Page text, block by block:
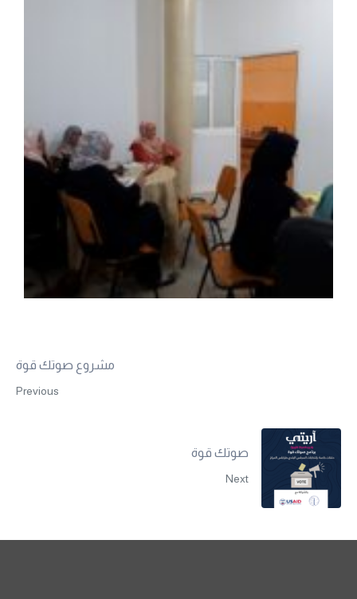
مشروع صوتك قوة
Previous
صوتك قوة
Next